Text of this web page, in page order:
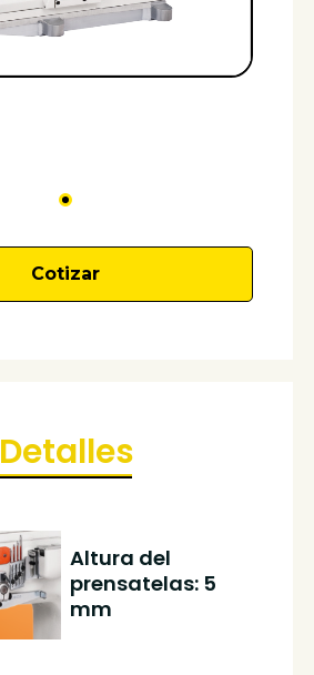
Cotizar
Detalles
Altura del
prensatelas: 5
mm